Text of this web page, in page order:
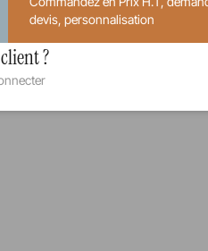
devis, personnalisation
?